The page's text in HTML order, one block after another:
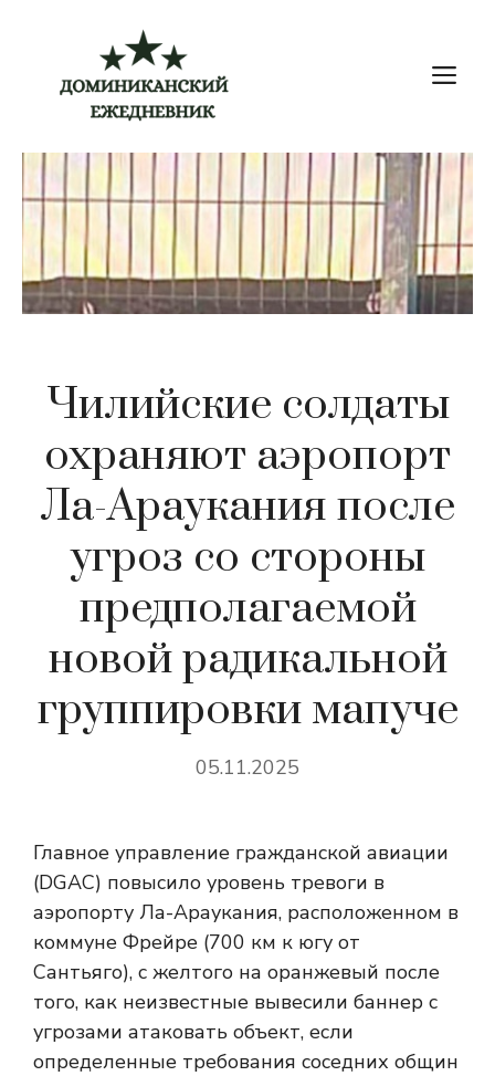
содержимому
Чилийские солдаты
охраняют аэропорт
Ла-Араукания после
угроз со стороны
предполагаемой
новой радикальной
группировки мапуче
05.11.2025
Главное управление гражданской авиации
(DGAC) повысило уровень тревоги в
аэропорту Ла-Араукания, расположенном в
коммуне Фрейре (700 км к югу от
Сантьяго), с желтого на оранжевый после
того, как неизвестные вывесили баннер с
угрозами атаковать объект, если
определенные требования соседних общин